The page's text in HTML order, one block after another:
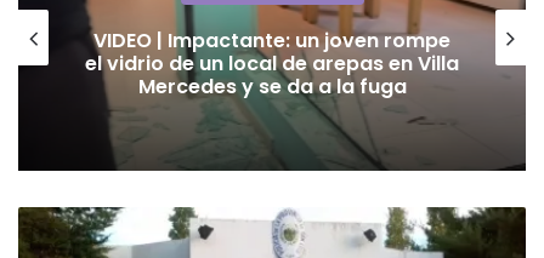
Violencia de género: Un hombre
atacó a su pareja y agredió a
policías; enfrentará cuatro meses de
prisión.
San
Luis: